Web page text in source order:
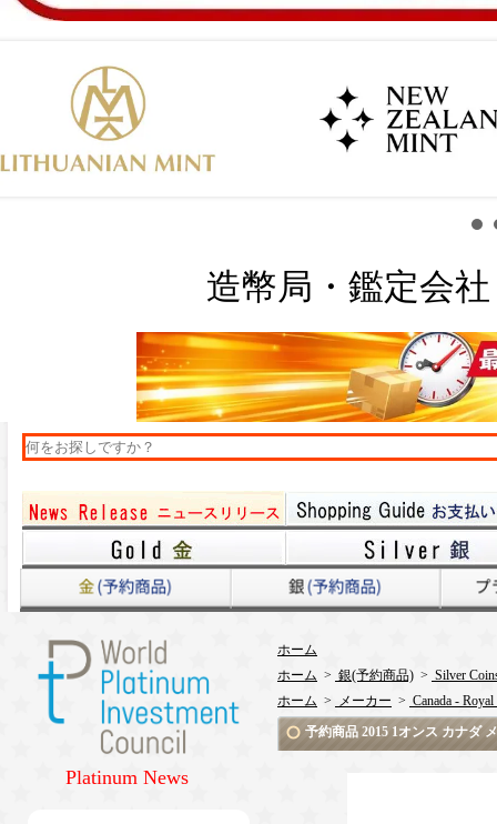
造幣局・鑑定会
Platinum News
ホーム
ホーム > 銀(予約商品) > Silver
ホーム > メーカー > Canada -
予約商品 2015 1オンス カナダ